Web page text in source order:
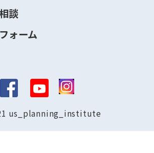
談
ォーム
us_planning_institute